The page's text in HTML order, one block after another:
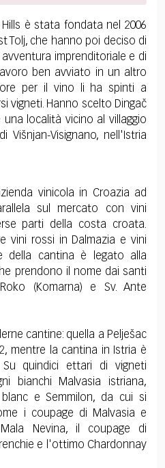
è stata fondata nel 2006
Tolj, che hanno poi deciso di
imprenditoriale e di
ben avviato in un altro
per il vino li ha spinti a
vigneti. Hanno scelto Dingač
una località vicino al villaggio
Višnjan-Visignano, nell'Istria
vinicola in Croazia ad
sul mercato con vini
parti della costa croata.
vini rossi in Dalmazia e vini
della cantina è legato alla
prendono il nome dai santi
(Komarna) e Sv. Ante
cantine: quella a Pelješac
mentre la cantina in Istria è
quindici ettari di vigneti
bianchi Malvasia istriana,
blanc e Semmilon, da cui si
i coupage di Malvasia e
Nevina, il coupage di
e l'ottimo Chardonnay